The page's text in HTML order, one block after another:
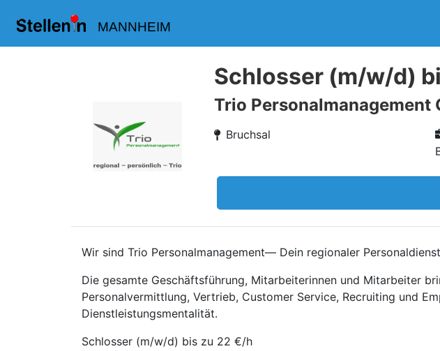
MANNHEIM
Schlosser (m/w/d)
Trio Personalmanagement
Bruchsal
Wir sind Trio Personalmanagement— Dein regionaler
Die gesamte Geschäftsführung, Mitarbeiterinnen und Mitarbeiter
Personalvermittlung, Vertrieb, Customer Service, Recruiting und
Dienstleistungsmentalität.
Schlosser (m/w/d) bis zu 22 €/h